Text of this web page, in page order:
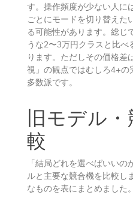
す。操作頻度が少ない人に
ごとにモードを切り替えた
る可能性があります。総じ
うな2〜3万円クラスと比
ります。ただしその価格差
視」の観点ではむしろ4+
多数派です。
旧モデル
較
「結局どれを選べばいい
ルと主要な競合機を比較し
なものを表にまとめました。